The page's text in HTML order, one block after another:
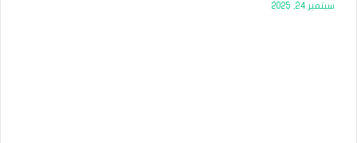
سبتمبر 24, 2025